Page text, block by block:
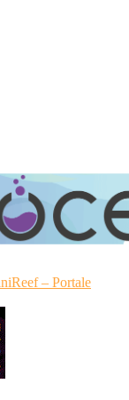
– Portale